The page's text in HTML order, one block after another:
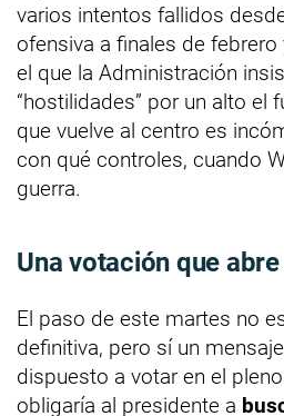
varios intentos fallidos
ofensiva a finales de
el que la Administración
“hostilidades” por un alto el
que vuelve al centro es
con qué controles, cuando
guerra.
Una votación que
El paso de este martes no
definitiva, pero sí un
dispuesto a votar en el
obligaría al presidente a